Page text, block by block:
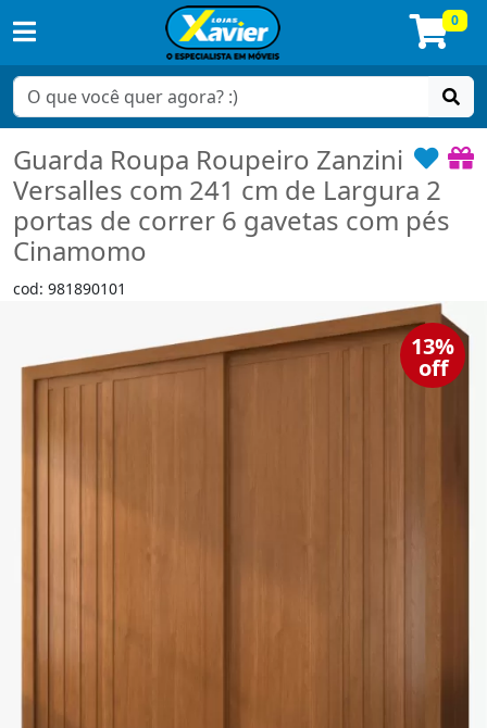
0
Guarda Roupa Roupeiro Zanzini
Versalles com 241 cm de Largura 2
portas de correr 6 gavetas com pés
Cinamomo
cod: 981890101
13%
off